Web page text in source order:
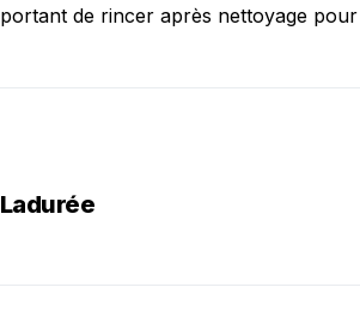
de rincer après nettoyage